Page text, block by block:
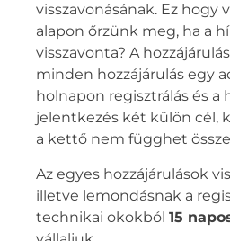
visszavonásának. Ez hogy
alapon őrzünk meg, ha a
visszavonta? A
minden hozzájárulás egy
holnapon regisztrálás és a
jelentkezés két külön cél,
a kettő nem függhet
Az egyes hozzájárulások
illetve lemondásnak a
technikai okokból 15